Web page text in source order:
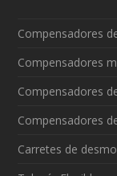
Compensadores
Compensadores
Compensadores
Compensadores
Carretes de